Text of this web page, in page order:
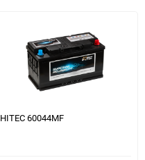
HITEC 60044MF